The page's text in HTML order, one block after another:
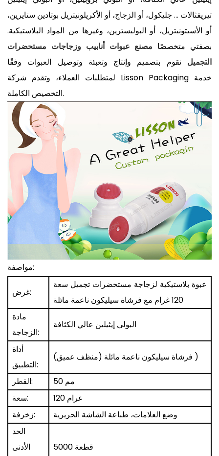
تيريفثالات ... جليكول، أو الزجاج، أو الأكريلونيتريل بوتادين ستايرين،
أو الأسيتونيتريل، أو البوليسترين، وغيرها من المواد البلاستيكية.
بصفتي متخصصًا مصنع عبوات أنابيب وزجاجات مستحضرات
التجميل نقوم بتصميم وإنتاج وتعبئة وتوصيل العبوات وفقًا
لمتطلبات العملاء، وتقدم شركة Lisson Packaging خدمة
التخصيص الكاملة.
مواصفة:
غرض:
عبوة بلاستيكية لزجاجة مستحضرات تجميل سعة
120 غرام مع فرشاة سيليكون ناعمة مائلة
مادة
الزجاجة:
البولي إيثيلين عالي الكثافة
أداة
التطبيق:
)
القطر:
50 مم
سعة:
120 غرام
زخرفة:
وضع العلامات، طباعة الشاشة الحريرية
الحد
الأدنى
5000 قطعة